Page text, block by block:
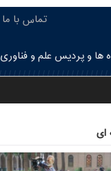
تماس با ما
ها و پردیس علم و فناوری
ای